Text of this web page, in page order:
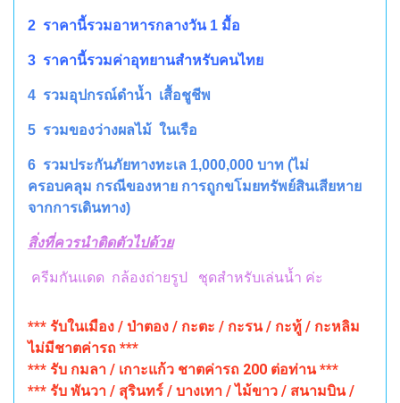
2 ราคานี้รวมอาหารกลางวัน 1 มื้อ
3 ราคานี้รวมค่าอุทยานสำหรับคนไทย
4 รวมอุปกรณ์ดำน้ำ เสื้อชูชีพ
5 รวมของว่างผลไม้ ในเรือ
6 รวมประกันภัยทางทะเล 1,000,000 บาท (ไม่
ครอบคลุม กรณีของหาย การถูกขโมยทรัพย์สินเสียหาย
จากการเดินทาง)
สิ่งที่ควรนำติดตัวไปด้วย
ครีมกันแดด กล้องถ่ายรูป ชุดสำหรับเล่นน้ำ ค่ะ
*** รับในเมือง / ป่าตอง / กะตะ / กะรน / กะทู้ / กะหลิม
ไม่มีชาตค่ารถ ***
*** รับ กมลา / เกาะแก้ว ชาตค่ารถ 200 ต่อท่าน ***
*** รับ พันวา / สุรินทร์ / บางเทา / ไม้ขาว / สนามบิน /